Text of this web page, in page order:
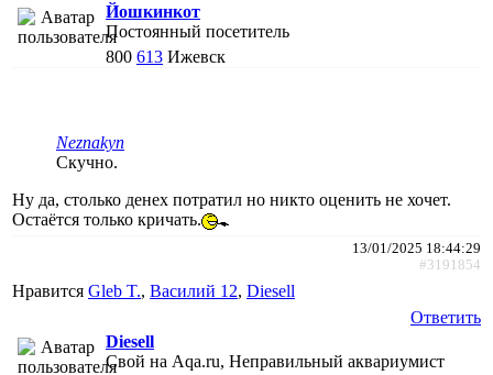
Йошкинкот
Постоянный посетитель
800 613 Ижевск
Neznakyn
Скучно.
Ну да, столько денех потратил но никто оценить не хочет.
Остаётся только кричать.
13/01/2025 18:44:29
#3191854
Нравится Gleb T., Василий 12, Diesell
Ответить
Diesell
Свой на Aqa.ru, Неправильный аквариумист